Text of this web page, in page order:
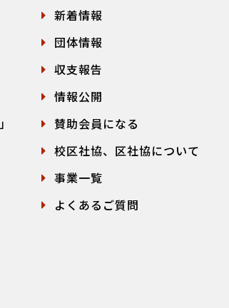
新着情報
団体情報
収支報告
情報公開
賛助会員になる
校区社協、区社協について
事業一覧
よくあるご質問